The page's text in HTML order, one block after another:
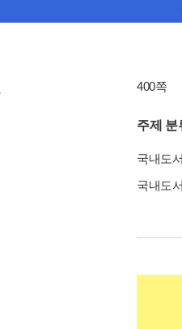
400쪽
주제 분
국내도
국내도